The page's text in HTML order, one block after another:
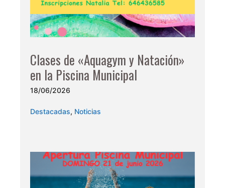
Clases de «Aquagym y Natación»
en la Piscina Municipal
18/06/2026
Destacadas, Noticias